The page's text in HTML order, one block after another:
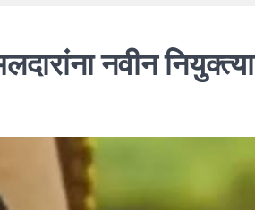
नवीन नियुक्त्या